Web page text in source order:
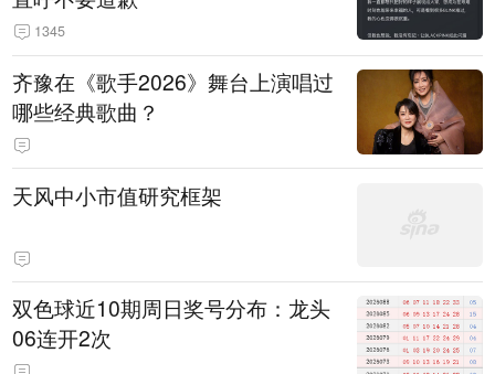
1345
齐豫在《歌手2026》舞台上演唱过
哪些经典歌曲？
天风中小市值研究框架
双色球近10期周日奖号分布：龙头
06连开2次